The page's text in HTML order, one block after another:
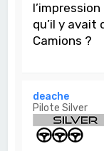
qu’il y avait
Camions ?
deache
Pilote Silver